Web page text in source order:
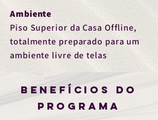
Ambiente
Piso Superior da Casa Offline,
totalmente preparado para um
ambiente livre de telas
BENEFÍCIOS DO
PROGRAMA